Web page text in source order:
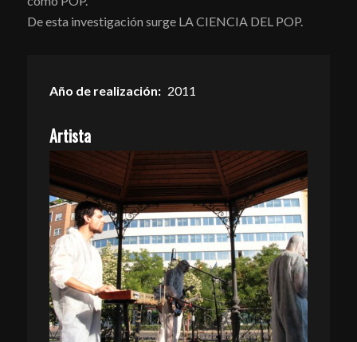
De esta investigación surge LA CIENCIA DEL POP.
Año de realización: 2011
Artista